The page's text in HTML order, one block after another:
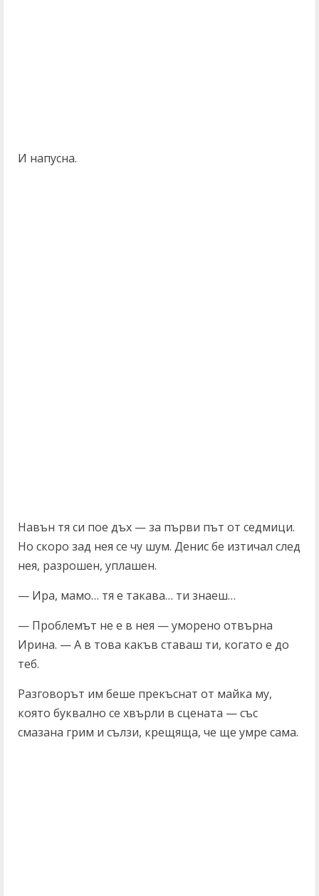
И напусна.
Навън тя си пое дъх — за първи път от седмици.
Но скоро зад нея се чу шум. Денис бе изтичал след
нея, разрошен, уплашен.
— Ира, мамо… тя е такава… ти знаеш…
— Проблемът не е в нея — уморено отвърна
Ирина. — А в това какъв ставаш ти, когато е до
теб.
Разговорът им беше прекъснат от майка му,
която буквално се хвърли в сцената — със
смазана грим и сълзи, крещяща, че ще умре сама.